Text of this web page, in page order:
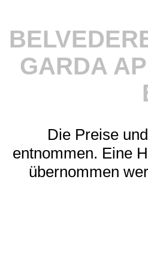
GARDA
Die Preise
entnommen. Eine
übernommen